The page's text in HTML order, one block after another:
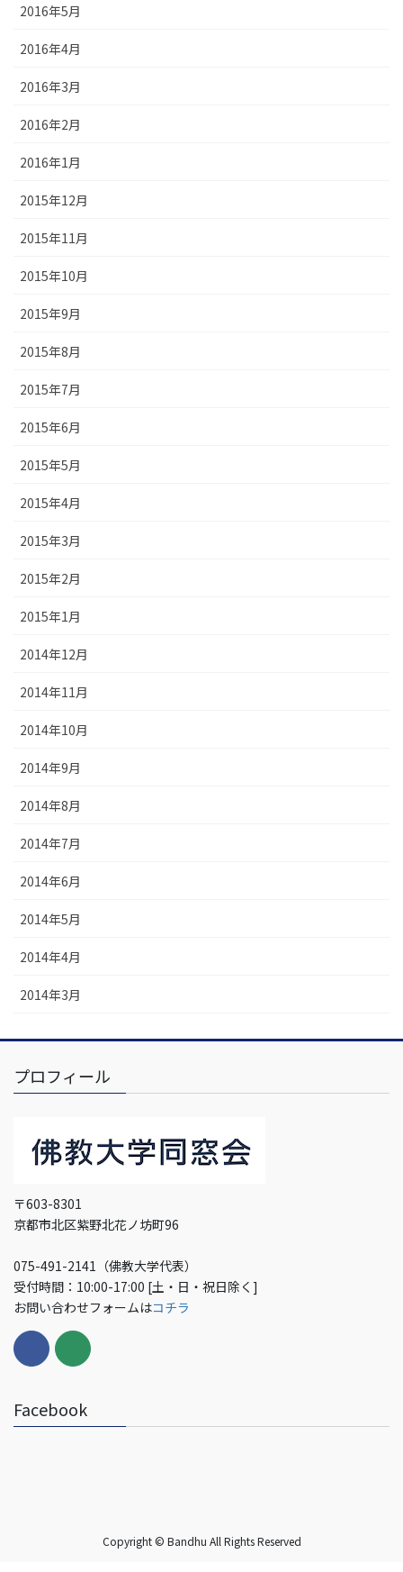
2016年5月
2016年4月
2016年3月
2016年2月
2016年1月
2015年12月
2015年11月
2015年10月
2015年9月
2015年8月
2015年7月
2015年6月
2015年5月
2015年4月
2015年3月
2015年2月
2015年1月
2014年12月
2014年11月
2014年10月
2014年9月
2014年8月
2014年7月
2014年6月
2014年5月
2014年4月
2014年3月
プロフィール
〒603-8301
京都市北区紫野北花ノ坊町96
075-491-2141（佛教大学代表）
受付時間：10:00-17:00 [土・日・祝日除く]
お問い合わせフォームはコチラ
Facebook
Copyright © Bandhu All Rights Reserved